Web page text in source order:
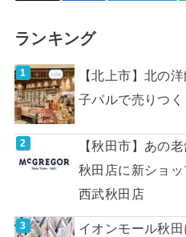
ランキング
【北上市】北の
子パルで売りつ
【秋田市】あの
秋田店に新ショ
西武秋田店
イオンモール秋